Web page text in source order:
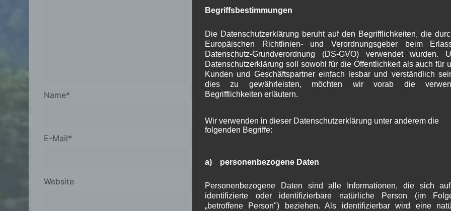
Name*
E-Mail*
Website
Begriffsbestimmungen
Die Datenschutzerklärung beruht auf den Begrifflichkeiten, die
Europäischen Richtlinien- und Verordnungsgeber beim
Datenschutz-Grundverordnung (DS-GVO) verwendet wurden.
Datenschutzerklärung soll sowohl für die Öffentlichkeit als auch für
Kunden und Geschäftspartner einfach lesbar und verständlich
dies zu gewährleisten, möchten wir vorab die
Begrifflichkeiten erläutern.
Wir verwenden in dieser Datenschutzerklärung unter anderem die
folgenden Begriffe:
a) personenbezogene Daten
Personenbezogene Daten sind alle Informationen, die sich
identifizierte oder identifizierbare natürliche Person (im
„betroffene Person") beziehen. Als identifizierbar wird eine